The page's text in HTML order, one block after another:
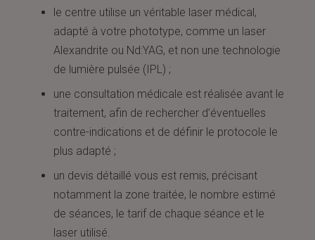
le centre utilise un véritable laser médical,
adapté à votre phototype, comme un laser
Alexandrite ou Nd:YAG, et non une technologie
de lumière pulsée (IPL) ;
une consultation médicale est réalisée avant le
traitement, afin de rechercher d’éventuelles
contre-indications et de définir le protocole le
plus adapté ;
un devis détaillé vous est remis, précisant
notamment la zone traitée, le nombre estimé
de séances, le tarif de chaque séance et le
laser utilisé.